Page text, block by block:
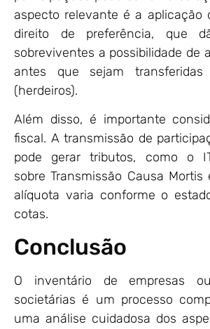
aspecto relevante é a aplicação
direito de preferência, que
sobreviventes a possibilidade de
antes que sejam transferidas
(herdeiros).
Além disso, é importante
fiscal. A transmissão de
pode gerar tributos, como o
sobre Transmissão Causa Mortis
alíquota varia conforme o
cotas.
Conclusão
O inventário de empresas
societárias é um processo
uma análise cuidadosa dos